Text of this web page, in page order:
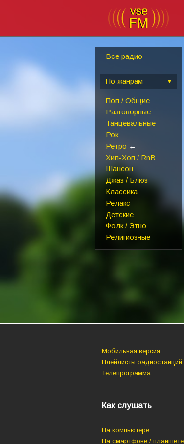
Все радио
По жанрам
Поп / Общие
Разговорные
Танцевальные
Рок
Ретро ←
Хип-Хоп / RnB
Шансон
Джаз / Блюз
Классика
Релакс
Детские
Фолк / Этно
Религиозные
Мобильная версия
Плейлисты радиостанций
Телепрограмма
Как слушать
На компьютере
На смартфоне / планшете